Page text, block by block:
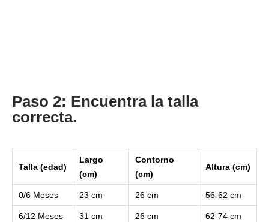
Paso 2: Encuentra la talla
correcta.
Talla (edad)
Largo
(cm)
Contorno
(cm)
Altura (cm)
0/6 Meses 23 cm 26 cm 56-62 cm
6/12 Meses 31 cm 26 cm 62-74 cm